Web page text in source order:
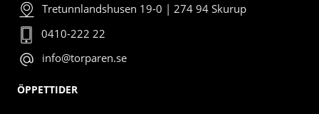
Tretunnlandshusen 19-0 | 274 94 Skurup
0410-222 22
info@torparen.se
ÖPPETTIDER